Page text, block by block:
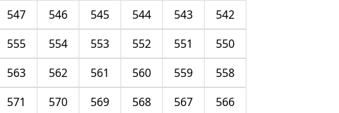
542
543
544
545
546
547
550
551
552
553
554
555
558
559
560
561
562
563
566
567
568
569
570
571